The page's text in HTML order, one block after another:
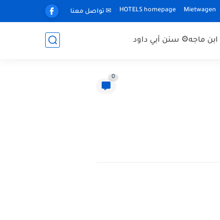
Mietwagen
HOTELS homepage ✉ تواصل معنا
ماجه⚙ سنن أبي داود
0